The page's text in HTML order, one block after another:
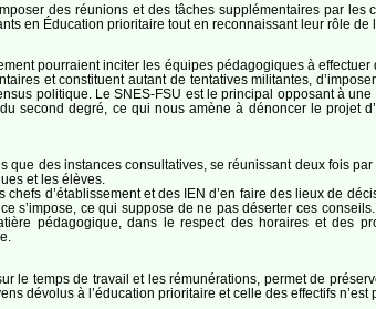
des réunions et des tâches supplémentaires par les
en Éducation prioritaire tout en reconnaissant leur rôle de
pourraient inciter les équipes pédagogiques à
et constituent autant de tentatives militantes,
politique. Le SNES-FSU est le principal opposant à
second degré, ce qui nous amène à dénoncer le projet
des instances consultatives, se réunissant deux fois
et les élèves.
d’établissement et des IEN d’en faire des lieux de
s’impose, ce qui suppose de ne pas déserter ces
pédagogique, dans le respect des horaires et des
le temps de travail et les rémunérations, permet de
dévolus à l’éducation prioritaire et celle des effectifs n’est